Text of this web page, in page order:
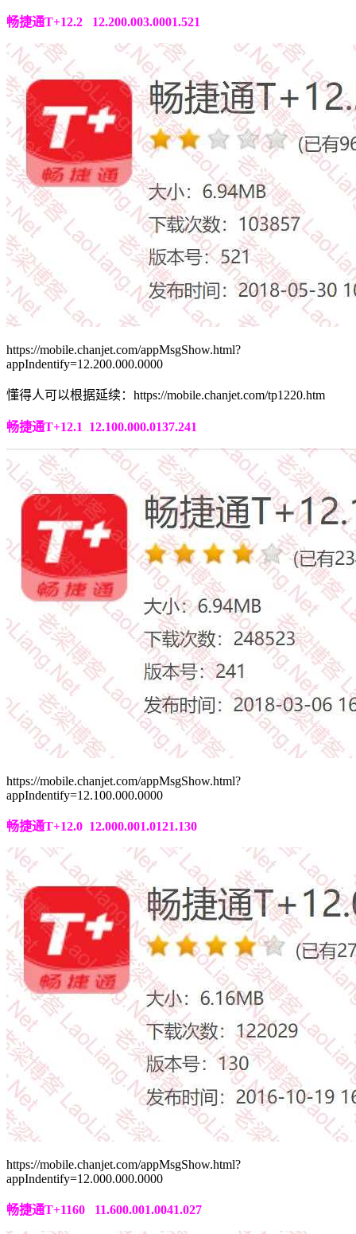
畅捷通T+12.2 12.200.003.0001.521
https://mobile.chanjet.com/appMsgShow.html?
appIndentify=12.200.000.0000
懂得人可以根据延续：https://mobile.chanjet.com/tp1220.htm
畅捷通T+12.1 12.100.000.0137.241
https://mobile.chanjet.com/appMsgShow.html?
appIndentify=12.100.000.0000
畅捷通T+12.0 12.000.001.0121.130
https://mobile.chanjet.com/appMsgShow.html?
appIndentify=12.000.000.0000
畅捷通T+1160 11.600.001.0041.027